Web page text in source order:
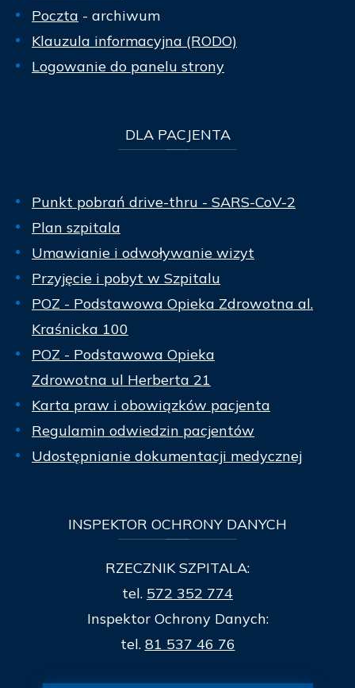
Poczta - archiwum
Klauzula informacyjna (RODO)
Logowanie do panelu strony
DLAPACJENTA
Punkt pobrań drive-thru - SARS-CoV-2
Plan szpitala
Umawianie i odwoływanie wizyt
Przyjęcie i pobyt w Szpitalu
POZ - Podstawowa Opieka Zdrowotna al.
Kraśnicka 100
POZ - Podstawowa Opieka
Zdrowotna ul Herberta 21
Karta praw i obowiązków pacjenta
Regulamin odwiedzin pacjentów
Udostępnianie dokumentacji medycznej
INSPEKTOR OCHRONY DANYCH
RZECZNIK SZPITALA:
tel. 572 352 774
Inspektor Ochrony Danych:
tel. 81 537 46 76